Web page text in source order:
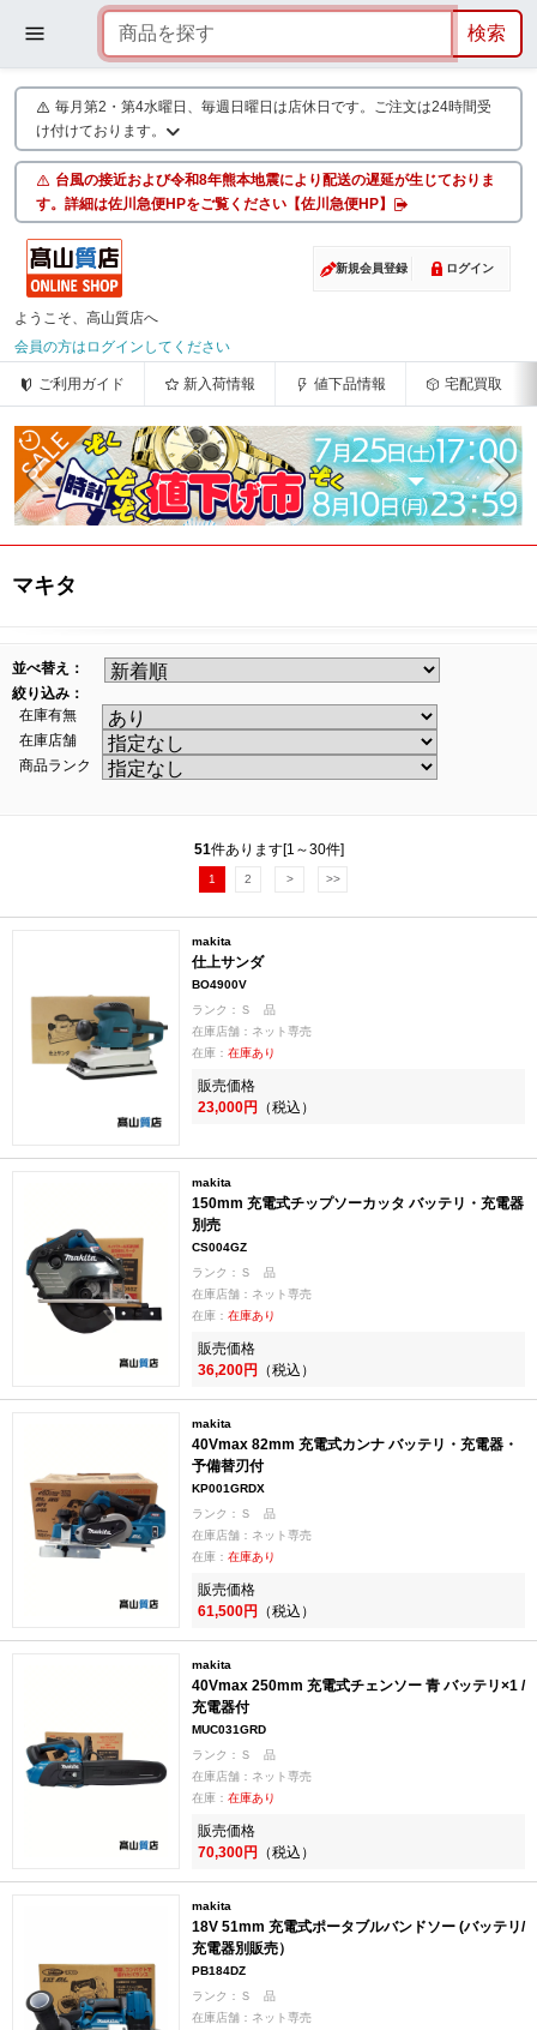
毎月第2・第4水曜日、毎週日曜日は店休日です。ご注文は24時間受
け付けております。
台風の接近および令和8年熊本地震により配送の遅延が生じておりま
す。詳細は佐川急便HPをご覧ください【佐川急便HP】
新規会員登録 ログイン
ようこそ、高山質店へ
会員の方はログインしてください
ご利用ガイド 新入荷情報 値下品情報 宅配買取
マキタ
並べ替え：
絞り込み：
在庫有無
在庫店舗
商品ランク
51件あります[1～30件]
1 2 > >>
makita
仕上サンダ
BO4900V
ランク：Ｓ 品
在庫店舗：ネット専売
在庫： 在庫あり
販売価格
23,000円 （税込）
makita
150mm 充電式チップソーカッタ バッテリ・充電器
別売
CS004GZ
ランク：Ｓ 品
在庫店舗：ネット専売
在庫： 在庫あり
販売価格
36,200円 （税込）
makita
40Vmax 82mm 充電式カンナ バッテリ・充電器・
予備替刃付
KP001GRDX
ランク：Ｓ 品
在庫店舗：ネット専売
在庫： 在庫あり
販売価格
61,500円 （税込）
makita
40Vmax 250mm 充電式チェンソー 青 バッテリ×1 /
充電器付
MUC031GRD
ランク：Ｓ 品
在庫店舗：ネット専売
在庫： 在庫あり
販売価格
70,300円 （税込）
makita
18V 51mm 充電式ポータブルバンドソー (バッテリ/
充電器別販売）
PB184DZ
ランク：Ｓ 品
在庫店舗：ネット専売